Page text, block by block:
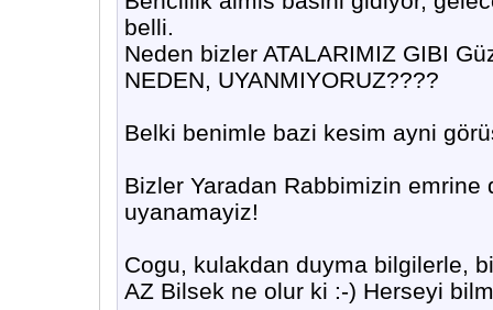
belli.
Neden bizler ATALARIMIZ GIBI
NEDEN, UYANMIYORUZ????
Belki benimle bazi kesim ayni
Bizler Yaradan Rabbimizin
uyanamayiz!
Cogu, kulakdan duyma bilgilerle,
AZ Bilsek ne olur ki :-) Herseyi